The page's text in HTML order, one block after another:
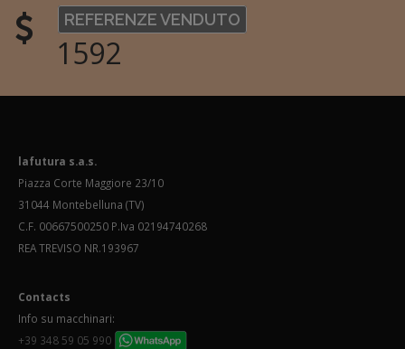
REFERENZE VENDUTO
1592
lafutura s.a.s.
Piazza Corte Maggiore 23/10
31044 Montebelluna (TV)
C.F. 00667500250 P.Iva 02194740268
REA TREVISO NR.193967
Contacts
Info su macchinari:
+39 348 59 05 990